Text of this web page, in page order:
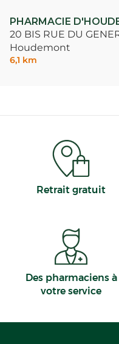
PHARMACIE
20 BIS RUE DU
Houdemont
6,1 km
Retrait gratuit
Des pharmaciens à
votre service